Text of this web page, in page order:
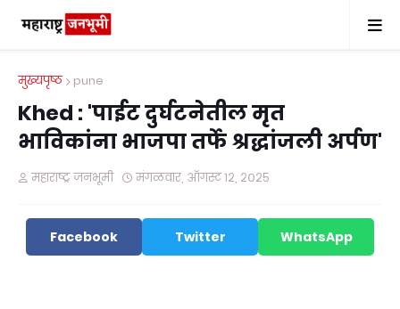
मुख्यपृष्ठ pune
Khed : 'पाईट दुर्घटनेतील मृत
भाविकांना भाजपा तर्फे श्रद्धांजली अर्पण'
महाराष्ट्र जनभूमी मंगळवार, ऑगस्ट १२, २०२५
Facebook Twitter WhatsApp